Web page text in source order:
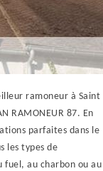
ramoneur à Saint
RAMONEUR 87. En
parfaites dans le
les types de
fuel, au charbon ou au